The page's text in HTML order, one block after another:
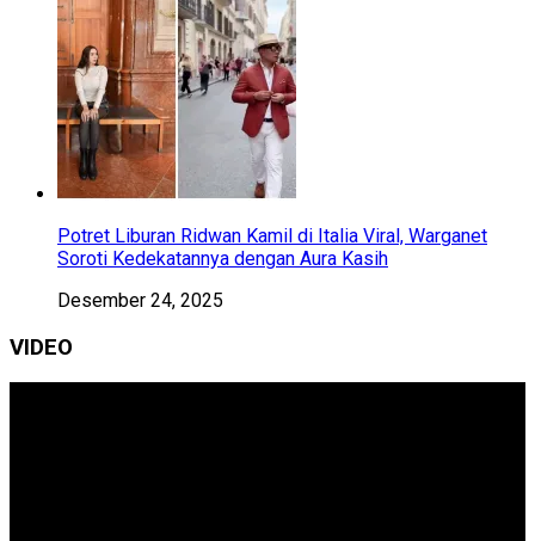
Potret Liburan Ridwan Kamil di Italia Viral, Warganet
Soroti Kedekatannya dengan Aura Kasih
Desember 24, 2025
VIDEO